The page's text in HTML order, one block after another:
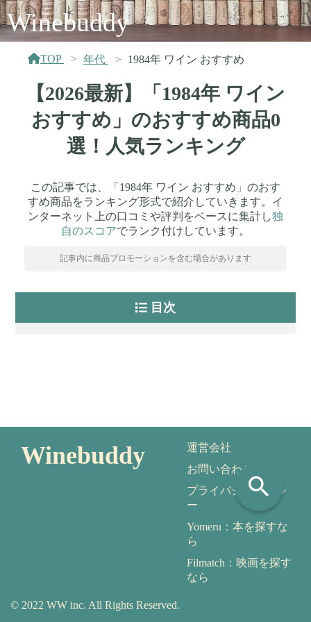
Winebuddy
TOP 年代 1984年 ワイン おすすめ
【2026最新】「1984年 ワイン
おすすめ」のおすすめ商品0
選！人気ランキング
この記事では、「1984年 ワイン おすすめ」のおす
すめ商品をランキング形式で紹介していきます。イ
ンターネット上の口コミや評判をベースに集計し独
自のスコアでランク付けしています。
記事内に商品プロモーションを含む場合があります
目次
search
Winebuddy
運営会社
お問い合わせ
プライバシーポリシ
ー
Yomeru：本を探すな
ら
Filmatch：映画を探す
なら
© 2022 WW inc. All Rights Reserved.